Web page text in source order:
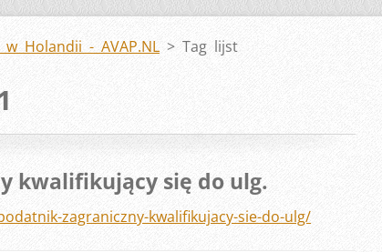
Holandii - AVAP.NL > Tag lijst
kwalifikujący się do ulg.
zagraniczny-kwalifikujacy-sie-do-ulg/